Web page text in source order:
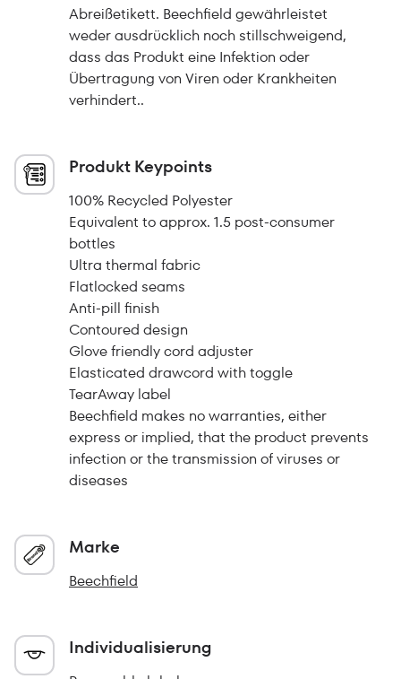
Abreißetikett. Beechfield gewährleistet
weder ausdrücklich noch stillschweigend,
dass das Produkt eine Infektion oder
Übertragung von Viren oder Krankheiten
verhindert..
Produkt Keypoints
100% Recycled Polyester
Equivalent to approx. 1.5 post-consumer
bottles
Ultra thermal fabric
Flatlocked seams
Anti-pill finish
Contoured design
Glove friendly cord adjuster
Elasticated drawcord with toggle
TearAway label
Beechfield makes no warranties, either
express or implied, that the product prevents
infection or the transmission of viruses or
diseases
Marke
Beechfield
Individualisierung